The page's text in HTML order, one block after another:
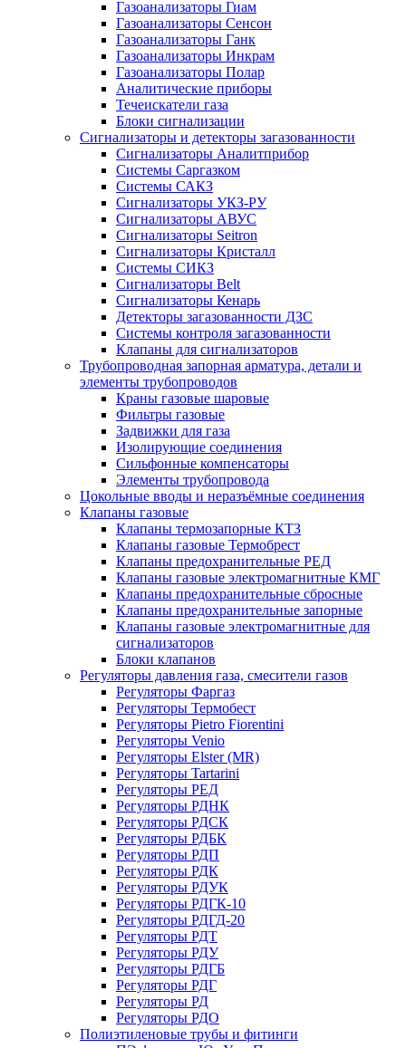
Газоанализаторы Гиам
Газоанализаторы Сенсон
Газоанализаторы Ганк
Газоанализаторы Инкрам
Газоанализаторы Полар
Аналитические приборы
Течеискатели газа
Блоки сигнализации
Сигнализаторы и детекторы загазованности
Сигнализаторы Аналитприбор
Системы Саргазком
Системы САКЗ
Сигнализаторы УКЗ-РУ
Сигнализаторы АВУС
Сигнализаторы Seitron
Сигнализаторы Кристалл
Системы СИКЗ
Сигнализаторы Belt
Сигнализаторы Кенарь
Детекторы загазованности ДЗС
Системы контроля загазованности
Клапаны для сигнализаторов
Трубопроводная запорная арматура, детали и
элементы трубопроводов
Краны газовые шаровые
Фильтры газовые
Задвижки для газа
Изолирующие соединения
Сильфонные компенсаторы
Элементы трубопровода
Цокольные вводы и неразъёмные соединения
Клапаны газовые
Клапаны термозапорные КТЗ
Клапаны газовые Термобрест
Клапаны предохранительные РЕД
Клапаны газовые электромагнитные КМГ
Клапаны предохранительные сбросные
Клапаны предохранительные запорные
Клапаны газовые электромагнитные для
сигнализаторов
Блоки клапанов
Регуляторы давления газа, смесители газов
Регуляторы Фаргаз
Регуляторы Термобест
Регуляторы Pietro Fiorentini
Регуляторы Venio
Регуляторы Elster (MR)
Регуляторы Tartarini
Регуляторы РЕД
Регуляторы РДНК
Регуляторы РДСК
Регуляторы РДБК
Регуляторы РДП
Регуляторы РДК
Регуляторы РДУК
Регуляторы РДГК-10
Регуляторы РДГД-20
Регуляторы РДТ
Регуляторы РДУ
Регуляторы РДГБ
Регуляторы РДГ
Регуляторы РД
Регуляторы РДО
Полиэтиленовые трубы и фитинги